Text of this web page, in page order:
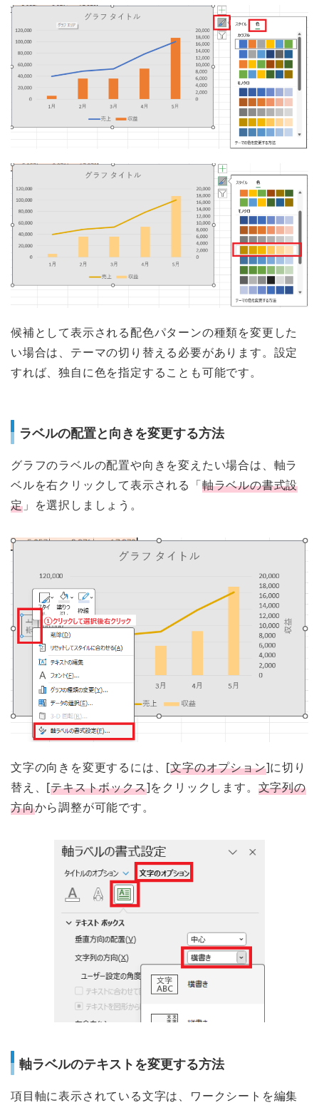
候補として表示される配色パターンの種類を変更した
い場合は、テーマの切り替える必要があります。設定
すれば、独自に色を指定することも可能です。
ラベルの配置と向きを変更する方法
グラフのラベルの配置や向きを変えたい場合は、軸ラ
ベルを右クリックして表示される「軸ラベルの書式設
定」を選択しましょう。
文字の向きを変更するには、[文字のオプション]に切り
替え、[テキストボックス]をクリックします。 文字列の
方向から調整が可能です。
軸ラベルのテキストを変更する方法
項目軸に表示されている文字は、ワークシートを編集